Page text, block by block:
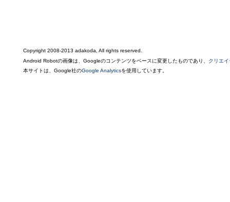
Copyright 2008-2013 adakoda, All rights reserved.
Android Robotの画像は、Googleのコンテンツをベースに変更したものであり、 クリエ
本サイトは、Google社のGoogle Analyticsを使用しています。